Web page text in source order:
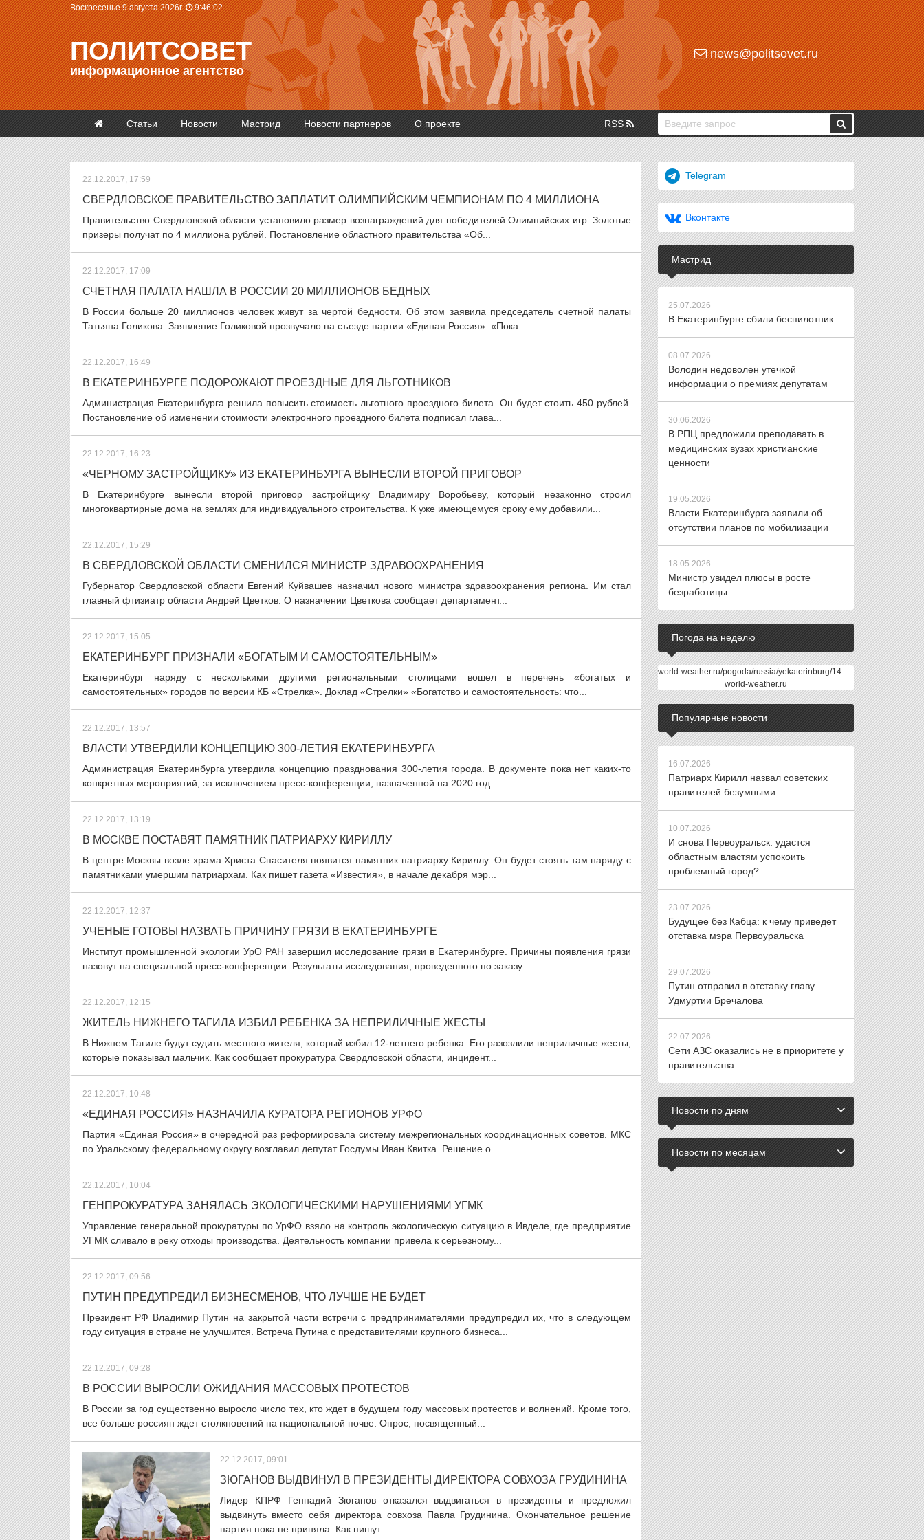
Воскресенье 9 августа 2026г. 9:46:03
ПОЛИТСОВЕТ
информационное агентство
news@politsovet.ru
Статьи Новости Мастрид Новости партнеров О проекте RSS
22.12.2017, 17:59
СВЕРДЛОВСКОЕ ПРАВИТЕЛЬСТВО ЗАПЛАТИТ ОЛИМПИЙСКИМ ЧЕМПИОНАМ ПО 4 МИЛЛИОНА
Правительство Свердловской области установило размер вознаграждений для победителей Олимпийских игр. Золотые
призеры получат по 4 миллиона рублей. Постановление областного правительства «Об...
22.12.2017, 17:09
СЧЕТНАЯ ПАЛАТА НАШЛА В РОССИИ 20 МИЛЛИОНОВ БЕДНЫХ
В России больше 20 миллионов человек живут за чертой бедности. Об этом заявила председатель счетной палаты
Татьяна Голикова. Заявление Голиковой прозвучало на съезде партии «Единая Россия». «Пока...
22.12.2017, 16:49
В ЕКАТЕРИНБУРГЕ ПОДОРОЖАЮТ ПРОЕЗДНЫЕ ДЛЯ ЛЬГОТНИКОВ
Администрация Екатеринбурга решила повысить стоимость льготного проездного билета. Он будет стоить 450 рублей.
Постановление об изменении стоимости электронного проездного билета подписал глава...
22.12.2017, 16:23
«ЧЕРНОМУ ЗАСТРОЙЩИКУ» ИЗ ЕКАТЕРИНБУРГА ВЫНЕСЛИ ВТОРОЙ ПРИГОВОР
В Екатеринбурге вынесли второй приговор застройщику Владимиру Воробьеву, который незаконно строил
многоквартирные дома на землях для индивидуального строительства. К уже имеющемуся сроку ему добавили...
22.12.2017, 15:29
В СВЕРДЛОВСКОЙ ОБЛАСТИ СМЕНИЛСЯ МИНИСТР ЗДРАВООХРАНЕНИЯ
Губернатор Свердловской области Евгений Куйвашев назначил нового министра здравоохранения региона. Им стал
главный фтизиатр области Андрей Цветков. О назначении Цветкова сообщает департамент...
22.12.2017, 15:05
ЕКАТЕРИНБУРГ ПРИЗНАЛИ «БОГАТЫМ И САМОСТОЯТЕЛЬНЫМ»
Екатеринбург наряду с несколькими другими региональными столицами вошел в перечень «богатых и
самостоятельных» городов по версии КБ «Стрелка». Доклад «Стрелки» «Богатство и самостоятельность: что...
22.12.2017, 13:57
ВЛАСТИ УТВЕРДИЛИ КОНЦЕПЦИЮ 300-ЛЕТИЯ ЕКАТЕРИНБУРГА
Администрация Екатеринбурга утвердила концепцию празднования 300-летия города. В документе пока нет каких-то
конкретных мероприятий, за исключением пресс-конференции, назначенной на 2020 год. ...
22.12.2017, 13:19
В МОСКВЕ ПОСТАВЯТ ПАМЯТНИК ПАТРИАРХУ КИРИЛЛУ
В центре Москвы возле храма Христа Спасителя появится памятник патриарху Кириллу. Он будет стоять там наряду с
памятниками умершим патриархам. Как пишет газета «Известия», в начале декабря мэр...
22.12.2017, 12:37
УЧЕНЫЕ ГОТОВЫ НАЗВАТЬ ПРИЧИНУ ГРЯЗИ В ЕКАТЕРИНБУРГЕ
Институт промышленной экологии УрО РАН завершил исследование грязи в Екатеринбурге. Причины появления грязи
назовут на специальной пресс-конференции. Результаты исследования, проведенного по заказу...
22.12.2017, 12:15
ЖИТЕЛЬ НИЖНЕГО ТАГИЛА ИЗБИЛ РЕБЕНКА ЗА НЕПРИЛИЧНЫЕ ЖЕСТЫ
В Нижнем Тагиле будут судить местного жителя, который избил 12-летнего ребенка. Его разозлили неприличные жесты,
которые показывал мальчик. Как сообщает прокуратура Свердловской области, инцидент...
22.12.2017, 10:48
«ЕДИНАЯ РОССИЯ» НАЗНАЧИЛА КУРАТОРА РЕГИОНОВ УРФО
Партия «Единая Россия» в очередной раз реформировала систему межрегиональных координационных советов. МКС
по Уральскому федеральному округу возглавил депутат Госдумы Иван Квитка. Решение о...
22.12.2017, 10:04
ГЕНПРОКУРАТУРА ЗАНЯЛАСЬ ЭКОЛОГИЧЕСКИМИ НАРУШЕНИЯМИ УГМК
Управление генеральной прокуратуры по УрФО взяло на контроль экологическую ситуацию в Ивделе, где предприятие
УГМК сливало в реку отходы производства. Деятельность компании привела к серьезному...
22.12.2017, 09:56
ПУТИН ПРЕДУПРЕДИЛ БИЗНЕСМЕНОВ, ЧТО ЛУЧШЕ НЕ БУДЕТ
Президент РФ Владимир Путин на закрытой части встречи с предпринимателями предупредил их, что в следующем
году ситуация в стране не улучшится. Встреча Путина с представителями крупного бизнеса...
22.12.2017, 09:28
В РОССИИ ВЫРОСЛИ ОЖИДАНИЯ МАССОВЫХ ПРОТЕСТОВ
В России за год существенно выросло число тех, кто ждет в будущем году массовых протестов и волнений. Кроме того,
все больше россиян ждет столкновений на национальной почве. Опрос, посвященный...
22.12.2017, 09:01
ЗЮГАНОВ ВЫДВИНУЛ В ПРЕЗИДЕНТЫ ДИРЕКТОРА СОВХОЗА ГРУДИНИНА
Лидер КПРФ Геннадий Зюганов отказался выдвигаться в президенты и предложил
выдвинуть вместо себя директора совхоза Павла Грудинина. Окончательное решение
партия пока не приняла. Как пишут...
Telegram
Вконтакте
Мастрид
25.07.2026
В Екатеринбурге сбили беспилотник
08.07.2026
Володин недоволен утечкой
информации о премиях депутатам
30.06.2026
В РПЦ предложили преподавать в
медицинских вузах христианские
ценности
19.05.2026
Власти Екатеринбурга заявили об
отсутствии планов по мобилизации
18.05.2026
Министр увидел плюсы в росте
безработицы
Погода на неделю
world-weather.ru/pogoda/russia/yekaterinburg/14days/
world-weather.ru
Популярные новости
16.07.2026
Патриарх Кирилл назвал советских
правителей безумными
10.07.2026
И снова Первоуральск: удастся
областным властям успокоить
проблемный город?
23.07.2026
Будущее без Кабца: к чему приведет
отставка мэра Первоуральска
29.07.2026
Путин отправил в отставку главу
Удмуртии Бречалова
22.07.2026
Сети АЗС оказались не в приоритете у
правительства
Новости по дням
Новости по месяцам